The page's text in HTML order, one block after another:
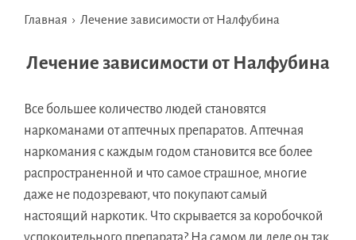
Главная › Лечение зависимости от Налфубина
Лечение зависимости от Налфубина
Все большее количество людей становятся
наркоманами от аптечных препаратов. Аптечная
наркомания с каждым годом становится все более
распространенной и что самое страшное, многие
даже не подозревают, что покупают самый
настоящий наркотик. Что скрывается за коробочкой